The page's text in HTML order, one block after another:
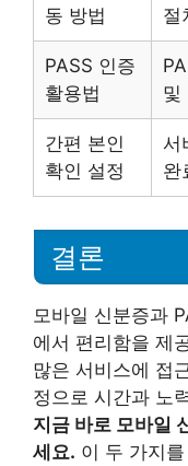
동 방법
절
PASS 인증
활용법
및
간편 본인
확인 설정
서
완
결론
모바일 신분증과
에서 편리함을 제
많은 서비스에 접
정으로 시간과 노
지금 바로 모바일
세요. 이 두 가지